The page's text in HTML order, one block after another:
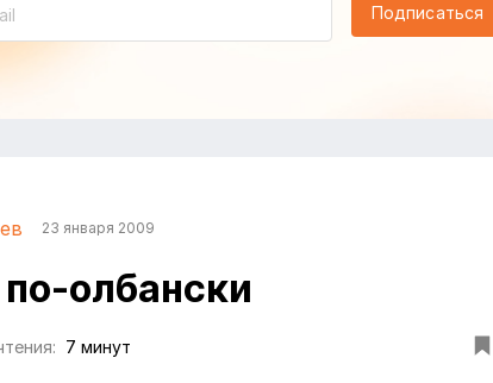
Подписаться
23 января 2009
олбански
7 минут